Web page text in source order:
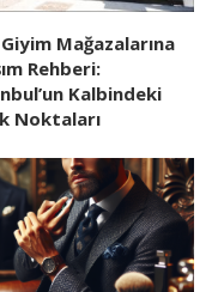
Giyim Mağazalarına
Rehberi:
Kalbindeki
Noktaları